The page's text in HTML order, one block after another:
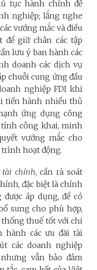
tục hành chính để
nghiệp; lắng nghe
vướng mắc và điều
giữ chân các tập
lưu ý ban hành các
doanh các dịch vụ
chuỗi cung ứng đầu
nghiệp FDI khi
tiến hành nhiều thủ
ứng dụng công
công khai, minh
vướng mắc cho
hoạt động.
tài chính, cần rà soát
đặc biệt là chính
áp dụng, để có
sung cho phù hợp,
thuế tốt với chi
hành các ưu đãi tài
các doanh nghiệp
vẫn bảo đảm